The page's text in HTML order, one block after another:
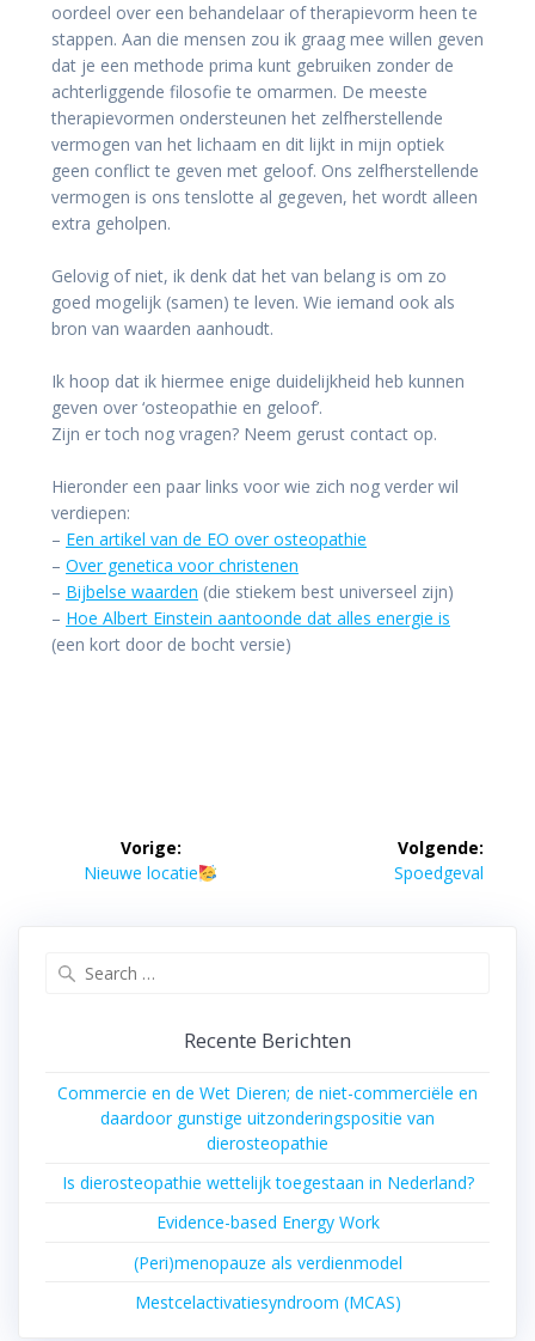
oordeel over een behandelaar of therapievorm heen te
stappen. Aan die mensen zou ik graag mee willen geven
dat je een methode prima kunt gebruiken zonder de
achterliggende filosofie te omarmen. De meeste
therapievormen ondersteunen het zelfherstellende
vermogen van het lichaam en dit lijkt in mijn optiek
geen conflict te geven met geloof. Ons zelfherstellende
vermogen is ons tenslotte al gegeven, het wordt alleen
extra geholpen.
Gelovig of niet, ik denk dat het van belang is om zo
goed mogelijk (samen) te leven. Wie iemand ook als
bron van waarden aanhoudt.
Ik hoop dat ik hiermee enige duidelijkheid heb kunnen
geven over ‘osteopathie en geloof’.
Zijn er toch nog vragen? Neem gerust contact op.
Hieronder een paar links voor wie zich nog verder wil
verdiepen:
– Een artikel van de EO over osteopathie
– Over genetica voor christenen
– Bijbelse waarden (die stiekem best universeel zijn)
– Hoe Albert Einstein aantoonde dat alles energie is
(een kort door de bocht versie)
Bericht
navigatie
Vorige:
Vorig
Nieuwe locatie
Volgende:
Volgend
Spoedgeval
Recente Berichten
Commercie en de Wet Dieren; de niet-commerciële en
daardoor gunstige uitzonderingspositie van
dierosteopathie
Is dierosteopathie wettelijk toegestaan in Nederland?
Evidence-based Energy Work
(Peri)menopauze als verdienmodel
Mestcelactivatiesyndroom (MCAS)